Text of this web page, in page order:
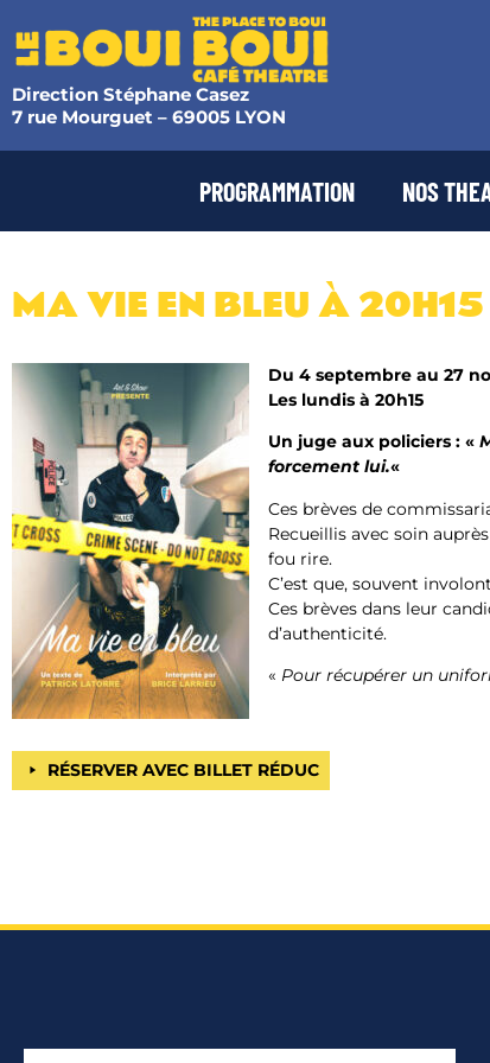
Direction Stéphane Casez
7 rue Mourguet – 69005 LYON
PROGRAMMATION NOS
MA VIE EN BLEU​ À 20H15
Du 4 septembre au 27
Les lundis à 20h15
Un juge aux policiers : «
forcement lui.«
Ces brèves de
Recueillis avec soin
fou rire.
C’est que, souvent
Ces brèves dans leur
d’authenticité.
« Pour récupérer un
RÉSERVER AVEC BILLET RÉDUC